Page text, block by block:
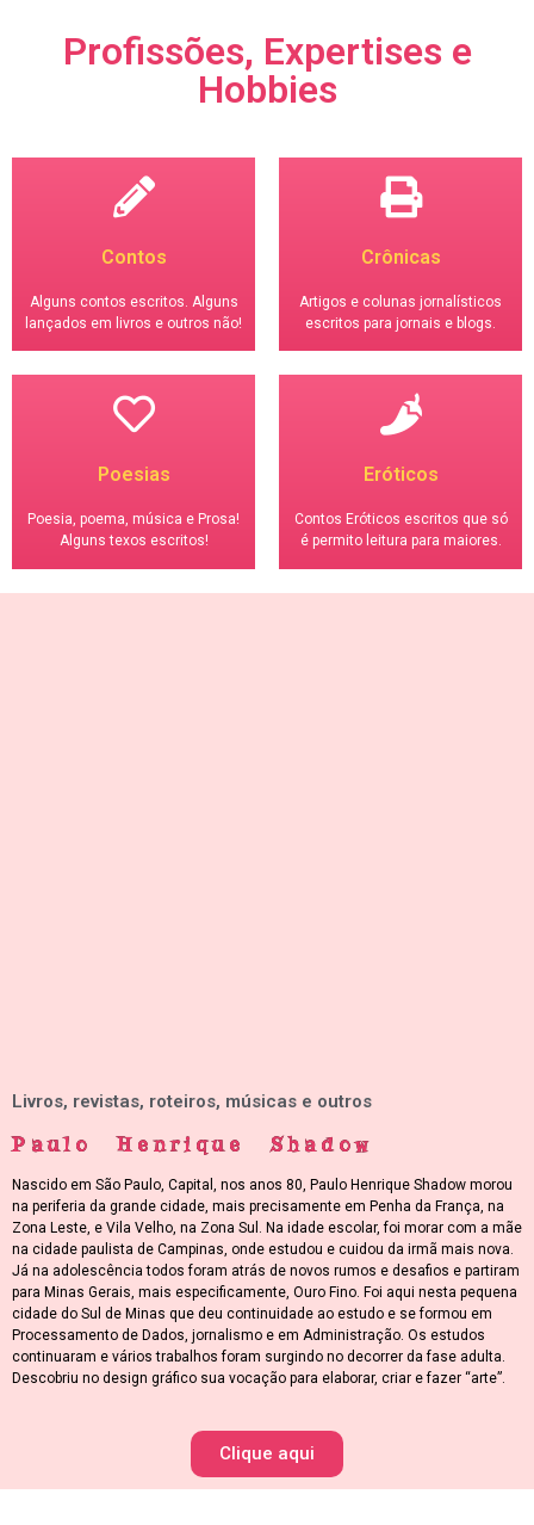
Profissões, Expertises e
Hobbies
Contos
Alguns contos escritos. Alguns
lançados em livros e outros não!
Crônicas
Artigos e colunas jornalísticos
escritos para jornais e blogs.
Poesias
Poesia, poema, música e Prosa!
Alguns texos escritos!
Eróticos
Contos Eróticos escritos que só
é permito leitura para maiores.
Livros, revistas, roteiros, músicas e outros
Paulo Henrique Shadow
Nascido em São Paulo, Capital, nos anos 80, Paulo Henrique Shadow morou
na periferia da grande cidade, mais precisamente em Penha da França, na
Zona Leste, e Vila Velho, na Zona Sul. Na idade escolar, foi morar com a mãe
na cidade paulista de Campinas, onde estudou e cuidou da irmã mais nova.
Já na adolescência todos foram atrás de novos rumos e desafios e partiram
para Minas Gerais, mais especificamente, Ouro Fino. Foi aqui nesta pequena
cidade do Sul de Minas que deu continuidade ao estudo e se formou em
Processamento de Dados, jornalismo e em Administração. Os estudos
continuaram e vários trabalhos foram surgindo no decorrer da fase adulta.
Descobriu no design gráfico sua vocação para elaborar, criar e fazer “arte”.
Clique aqui